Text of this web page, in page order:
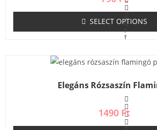
É
r
t
e
l
s
:
0
/
5
SELECT OPTIONS
Elegáns Rózsaszín
1490 Ft